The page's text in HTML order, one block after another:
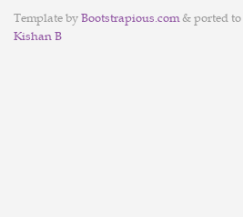
Template byBootstrapious.com& ported
Kishan B